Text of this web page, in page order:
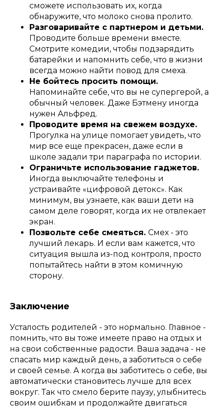
сможете использовать их, когда
обнаружите, что молоко снова пролито.
Разговаривайте с партнером и детьми.
Проводите больше времени вместе.
Смотрите комедии, чтобы подзарядить
батарейки и напомнить себе, что в жизни
всегда можно найти повод для смеха.
Не бойтесь просить помощи.
Напоминайте себе, что вы не супергерой, а
обычный человек. Даже Бэтмену иногда
нужен Альфред.
Проводите время на свежем воздухе.
Прогулка на улице помогает увидеть, что
мир все еще прекрасен, даже если в
школе задали три параграфа по истории.
Ограничьте использование гаджетов.
Иногда выключайте телефоны и
устраивайте «цифровой детокс». Как
минимум, вы узнаете, как ваши дети на
самом деле говорят, когда их не отвлекает
экран.
Позвольте себе смеяться. Смех - это
лучший лекарь. И если вам кажется, что
ситуация вышла из-под контроля, просто
попытайтесь найти в этом комичную
сторону.
Заключение
Усталость родителей - это нормально. Главное -
помнить, что вы тоже имеете право на отдых и
на свои собственные радости. Ваша задача - не
спасать мир каждый день, а заботиться о себе
и своей семье. А когда вы заботитесь о себе, вы
автоматически становитесь лучше для всех
вокруг. Так что смело берите паузу, улыбнитесь
своим ошибкам и продолжайте двигаться